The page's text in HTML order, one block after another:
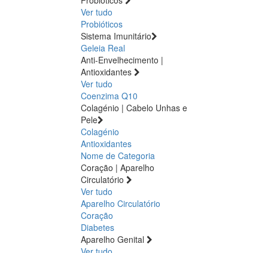
Ver tudo
Probióticos
Sistema Imunitário
Geleia Real
Anti-Envelhecimento |
Antioxidantes
Ver tudo
Coenzima Q10
Colagénio | Cabelo Unhas e
Pele
Colagénio
Antioxidantes
Nome de Categoria
Coração | Aparelho
Circulatório
Ver tudo
Aparelho Circulatório
Coração
Diabetes
Aparelho Genital